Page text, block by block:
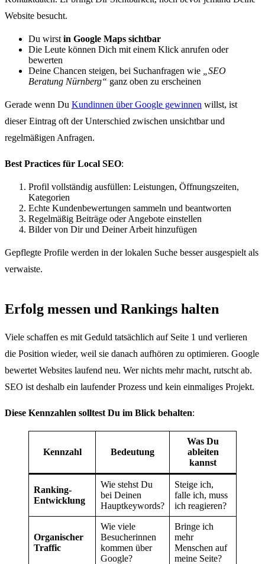
Website besucht.
Du wirst in Google Maps sichtbar
Die Leute können Dich mit einem Klick anrufen oder
bewerten
Deine Chancen steigen, bei Suchanfragen wie
„SEO
Beratung Nürnberg“ ganz oben zu erscheinen
Gerade wenn Du Kundinnen über Google gewinnen willst, ist
dieser Eintrag oft der Unterschied zwischen unsichtbar und
regelmäßigen Anfragen.
Best Practices für Local SEO:
Profil vollständig ausfüllen: Leistungen, Öffnungszeiten,
Kategorien
Echte Kundenbewertungen sammeln und beantworten
Regelmäßig Beiträge oder Angebote einstellen
Bilder von Dir und Deiner Arbeit hinzufügen
Gepflegte Profile werden in der lokalen Suche besser ausgespielt als
verwaiste.
Erfolg messen und Rankings halten
Viele schaffen es mit Geduld tatsächlich auf Seite 1 und verlieren
die Position wieder, weil sie danach aufhören zu optimieren. Google
bewertet Websites laufend neu. Wer nichts mehr macht, rutscht ab.
SEO ist deshalb ein laufender Prozess und kein einmaliges Projekt.
Diese Kennzahlen solltest Du im Blick behalten:
Kennzahl Bedeutung
Was Du
ableiten
kannst
Ranking-
Entwicklung
Wie stehst Du
bei Deinen
Hauptkeywords?
Steige ich,
falle ich, muss
ich reagieren?
Organischer
Traffic
Wie viele
Besucherinnen
kommen über
Google?
Bringe ich
mehr
Menschen auf
meine Seite?